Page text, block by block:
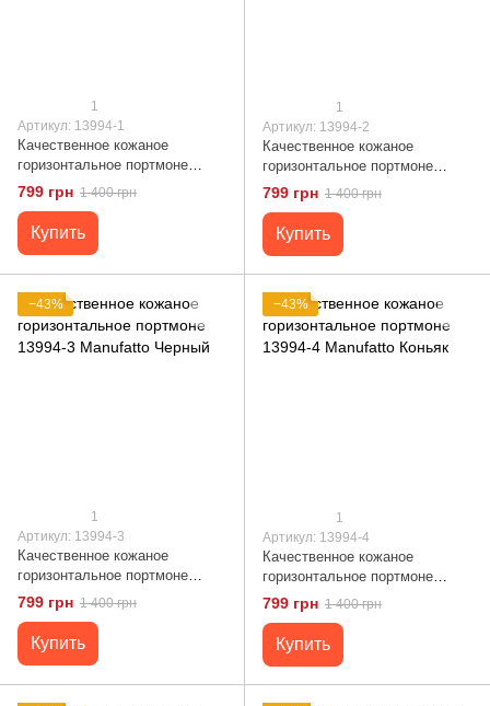
1
Артикул: 13994-1
Качественное кожаное
горизонтальное портмоне
13994-1 Manufatto Черный
799 грн 1 400 грн
Купить
1
Артикул: 13994-2
Качественное кожаное
горизонтальное портмоне
13994-2 Manufatto Коричневый
799 грн 1 400 грн
Купить
−43%
1
Артикул: 13994-3
Качественное кожаное
горизонтальное портмоне
13994-3 Manufatto Черный
799 грн 1 400 грн
Купить
−43%
1
Артикул: 13994-4
Качественное кожаное
горизонтальное портмоне
13994-4 Manufatto Коньяк
799 грн 1 400 грн
Купить